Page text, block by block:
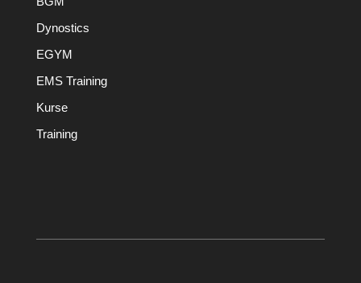
Dynostics
EGYM
EMS Training
Kurse
Training